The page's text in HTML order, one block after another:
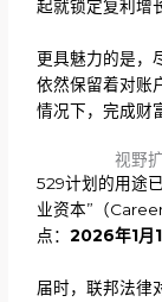
起就锁定复利增
更具魅力的是，
依然保留着对账
情况下，完成财
视野
529计划的用途
业资本”（
点：2026年1月
届时，联邦法律